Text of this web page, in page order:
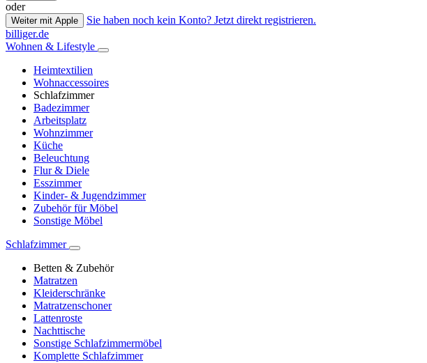
oder
Weiter mit Apple
Sie haben noch kein Konto? Jetzt direkt registrieren.
billiger.de
Wohnen & Lifestyle
Heimtextilien
Wohnaccessoires
Schlafzimmer
Badezimmer
Arbeitsplatz
Wohnzimmer
Küche
Beleuchtung
Flur & Diele
Esszimmer
Kinder- & Jugendzimmer
Zubehör für Möbel
Sonstige Möbel
Schlafzimmer
Betten & Zubehör
Matratzen
Kleiderschränke
Matratzenschoner
Lattenroste
Nachttische
Sonstige Schlafzimmermöbel
Komplette Schlafzimmer